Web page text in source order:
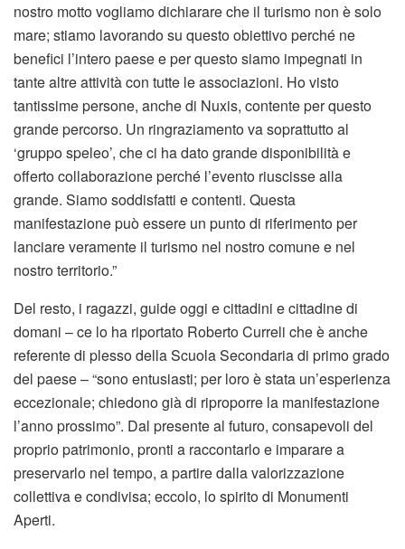
nostro motto vogliamo dichiarare che il turismo non è solo
mare; stiamo lavorando su questo obiettivo perché ne
benefici l’intero paese e per questo siamo impegnati in
tante altre attività con tutte le associazioni. Ho visto
tantissime persone, anche di Nuxis, contente per questo
grande percorso. Un ringraziamento va soprattutto al
‘gruppo speleo’, che ci ha dato grande disponibilità e
offerto collaborazione perché l’evento riuscisse alla
grande. Siamo soddisfatti e contenti. Questa
manifestazione può essere un punto di riferimento per
lanciare veramente il turismo nel nostro comune e nel
nostro territorio.”
Del resto, i ragazzi, guide oggi e cittadini e cittadine di
domani – ce lo ha riportato Roberto Curreli che è anche
referente di plesso della Scuola Secondaria di primo grado
del paese – “sono entusiasti; per loro è stata un’esperienza
eccezionale; chiedono già di riproporre la manifestazione
l’anno prossimo”. Dal presente al futuro, consapevoli del
proprio patrimonio, pronti a raccontarlo e imparare a
preservarlo nel tempo, a partire dalla valorizzazione
collettiva e condivisa; eccolo, lo spirito di Monumenti
Aperti.